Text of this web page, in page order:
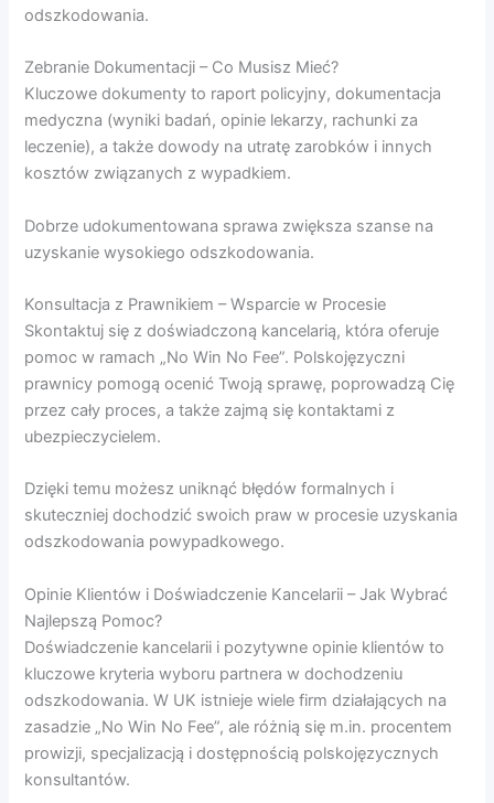
odszkodowania.
Zebranie Dokumentacji – Co Musisz Mieć?
Kluczowe dokumenty to raport policyjny, dokumentacja
medyczna (wyniki badań, opinie lekarzy, rachunki za
leczenie), a także dowody na utratę zarobków i innych
kosztów związanych z wypadkiem.
Dobrze udokumentowana sprawa zwiększa szanse na
uzyskanie wysokiego odszkodowania.
Konsultacja z Prawnikiem – Wsparcie w Procesie
Skontaktuj się z doświadczoną kancelarią, która oferuje
pomoc w ramach „No Win No Fee”. Polskojęzyczni
prawnicy pomogą ocenić Twoją sprawę, poprowadzą Cię
przez cały proces, a także zajmą się kontaktami z
ubezpieczycielem.
Dzięki temu możesz uniknąć błędów formalnych i
skuteczniej dochodzić swoich praw w procesie uzyskania
odszkodowania powypadkowego.
Opinie Klientów i Doświadczenie Kancelarii – Jak Wybrać
Najlepszą Pomoc?
Doświadczenie kancelarii i pozytywne opinie klientów to
kluczowe kryteria wyboru partnera w dochodzeniu
odszkodowania. W UK istnieje wiele firm działających na
zasadzie „No Win No Fee”, ale różnią się m.in. procentem
prowizji, specjalizacją i dostępnością polskojęzycznych
konsultantów.